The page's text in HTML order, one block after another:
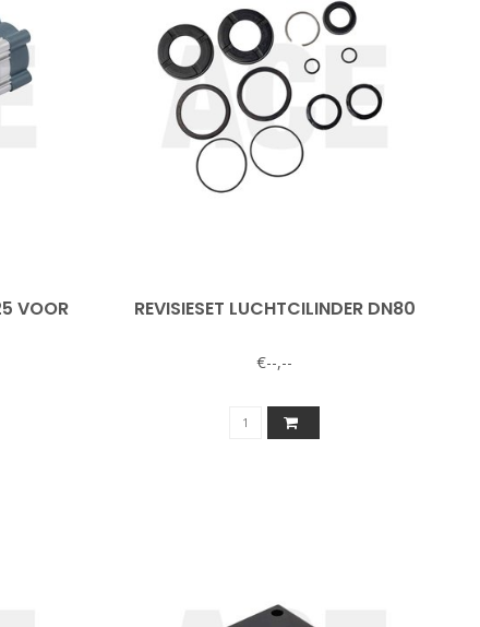
VOOR
REVISIESET LUCHTCILINDER DN80
€--,--